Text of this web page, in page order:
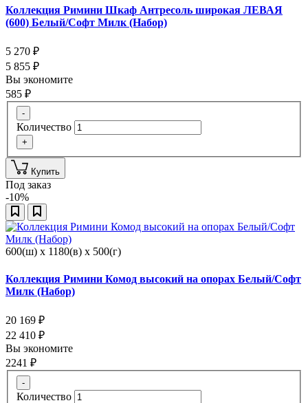
Коллекция Римини Шкаф Антресоль широкая ЛЕВАЯ
(600) Белый/Софт Милк (Набор)
5 270 ₽
5 855 ₽
Вы экономите
585 ₽
-
Количество
+
Купить
Под заказ
-10%
600(ш) x 1180(в) x 500(г)
Коллекция Римини Комод высокий на опорах Белый/Софт
Милк (Набор)
20 169 ₽
22 410 ₽
Вы экономите
2241 ₽
-
Количество